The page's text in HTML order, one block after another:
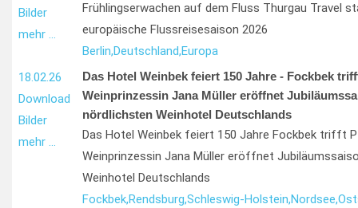
Bilder
mehr …
Frühlingserwachen auf dem Fluss Thurgau Travel
europäische Flussreisesaison 2026
Berlin,Deutschland,Europa
18.02.26
Download
Bilder
mehr …
Das Hotel Weinbek feiert 150 Jahre - Fockbek
Weinprinzessin Jana Müller eröffnet
nördlichsten Weinhotel Deutschlands
Das Hotel Weinbek feiert 150 Jahre Fockbek trifft
Weinprinzessin Jana Müller eröffnet
Weinhotel Deutschlands
Fockbek,Rendsburg,Schleswig-Holstein,Nordsee,